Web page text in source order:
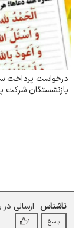
درخواست پرداخت
بازنشستگان شرکت
ناشناس ارسالی در
پاسخ 1